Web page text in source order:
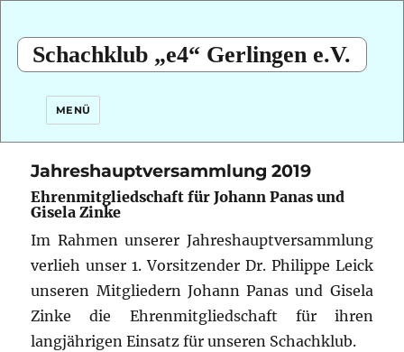
Schachklub „e4“ Gerlingen e.V.
MENÜ
Jahreshauptversammlung 2019
Ehrenmitgliedschaft für Johann Panas und
Gisela Zinke
Im Rahmen unserer Jahreshauptversammlung
verlieh unser 1. Vorsitzender Dr. Philippe Leick
unseren Mitgliedern Johann Panas und Gisela
Zinke die Ehrenmitgliedschaft für ihren
langjährigen Einsatz für unseren Schachklub.